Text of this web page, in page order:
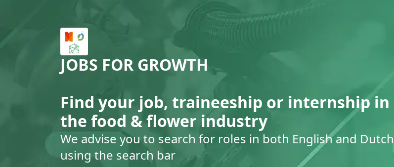
JOBS FOR GROWTH
Find your job, traineeship or internship in
the food & flower industry
We advise you to search for roles in both English and Dutch
using the search bar